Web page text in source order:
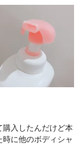
購入したんだけど本
に他のボディシャ